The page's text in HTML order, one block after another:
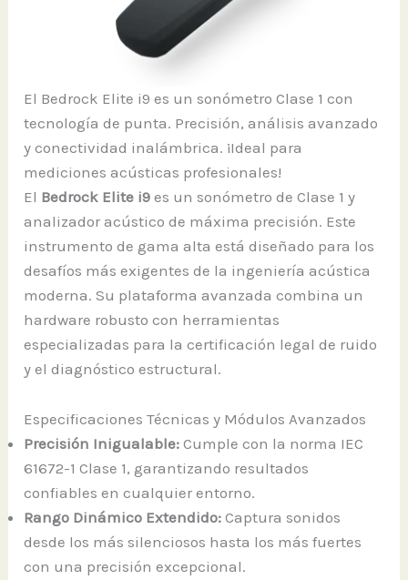
El Bedrock Elite i9 es un sonómetro Clase 1 con
tecnología de punta. Precisión, análisis avanzado
y conectividad inalámbrica. ¡Ideal para
mediciones acústicas profesionales!
El Bedrock Elite i9 es un sonómetro de Clase 1 y
analizador acústico de máxima precisión. Este
instrumento de gama alta está diseñado para los
desafíos más exigentes de la ingeniería acústica
moderna. Su plataforma avanzada combina un
hardware robusto con herramientas
especializadas para la certificación legal de ruido
y el diagnóstico estructural.
Especificaciones Técnicas y Módulos Avanzados
Precisión Inigualable: Cumple con la norma IEC
61672-1 Clase 1, garantizando resultados
confiables en cualquier entorno.
Rango Dinámico Extendido: Captura sonidos
desde los más silenciosos hasta los más fuertes
con una precisión excepcional.